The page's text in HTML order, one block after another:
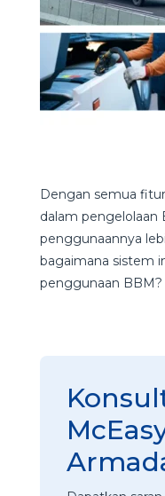
Dengan semua
dalam
penggunaannya
bagaimana sistem
penggunaan BBM?